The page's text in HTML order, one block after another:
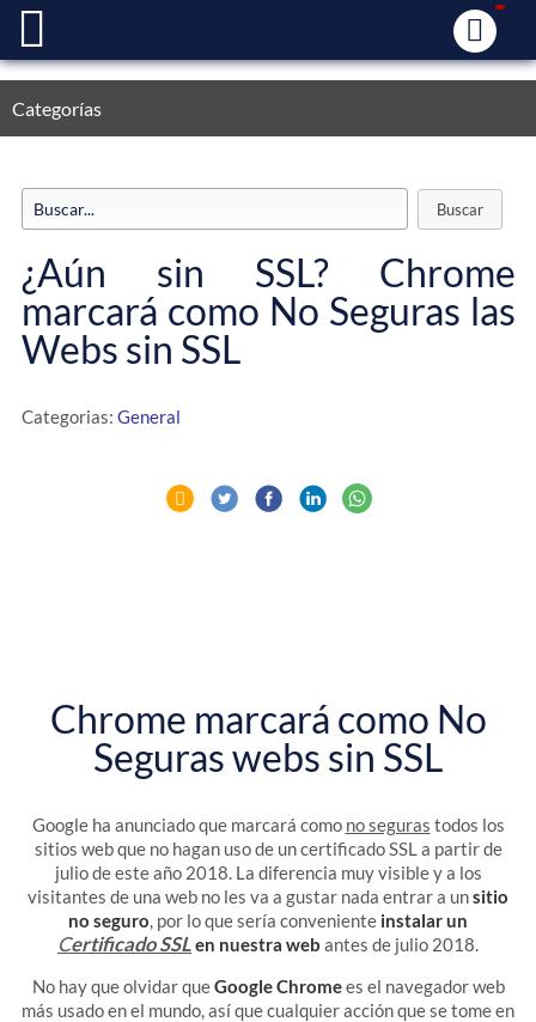
Categorías
¿Aún sin SSL? Chrome
marcará como No Seguras las
Webs sin SSL
Categorias: General
Chrome marcará como No
Seguras webs sin SSL
Google ha anunciado que marcará como no seguras todos los
sitios web que no hagan uso de un certificado SSL a partir de
julio de este año 2018. La diferencia muy visible y a los
visitantes de una web no les va a gustar nada entrar a unsitio
no seguro, por lo que sería conveniente instalar un
Certificado SSLen nuestra web antes de julio 2018.
No hay que olvidar queGoogle Chromees el navegador web
más usado en el mundo, así que cualquier acción que se tome en